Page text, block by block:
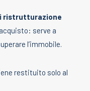
ristrutturazione
serve a
l’immobile.
restituito solo al